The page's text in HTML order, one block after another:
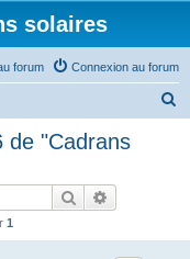
solaires
Connexion au forum
forum
de "Cadrans
Rechercher
1